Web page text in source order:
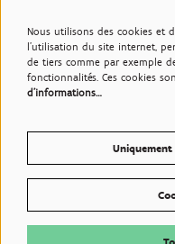
© Plantentuin Meise,
Conditions d'utilisations
Nous utilisons des cookies et
l'utilisation du site internet,
de tiers comme par exemple
fonctionnalités. Ces cookies
d'informations…